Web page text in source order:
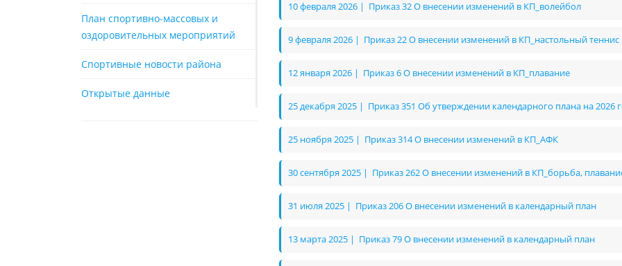
План спортивно-массовых и
оздоровительных мероприятий
Спортивные новости района
Открытые данные
10 февраля 2026 | Приказ 32 О внесении изменений в КП_волейбол
9 февраля 2026 | Приказ 22 О внесении изменений в КП_настольный теннис
12 января 2026 | Приказ 6 О внесении изменений в КП_плавание
25 декабря 2025 | Приказ 351 Об утверждении календарного плана на 2026
25 ноября 2025 | Приказ 314 О внесении изменений в КП_АФК
30 сентября 2025 | Приказ 262 О внесении изменений в КП_борьба,
31 июля 2025 | Приказ 206 О внесении изменений в календарный план
13 марта 2025 | Приказ 79 О внесении изменений в календарный план